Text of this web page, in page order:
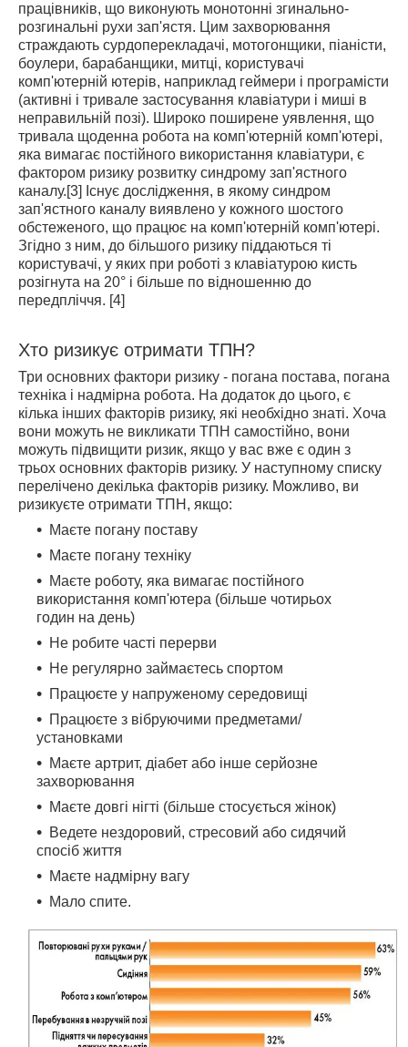
працівників, що виконують монотонні згинально-
розгинальні рухи зап'ястя. Цим захворювання
страждають сурдоперекладачі, мотогонщики, піаністи,
боулери, барабанщики, митці, користувачі
комп'ютерній ютерів, наприклад геймери і програмісти
(активні і тривале застосування клавіатури і миші в
неправильній позі). Широко поширене уявлення, що
тривала щоденна робота на комп'ютерній комп'ютері,
яка вимагає постійного використання клавіатури, є
фактором ризику розвитку синдрому зап'ястного
каналу.[3] Існує дослідження, в якому синдром
зап'ястного каналу виявлено у кожного шостого
обстеженого, що працює на комп'ютерній комп'ютері.
Згідно з ним, до більшого ризику піддаються ті
користувачі, у яких при роботі з клавіатурою кисть
розігнута на 20° і більше по відношенню до
передпліччя. [4]
Хто ризикує отримати ТПН?
Три основних фактори ризику - погана постава, погана
техніка і надмірна робота. На додаток до цього, є
кілька інших факторів ризику, які необхідно знаті. Хоча
вони можуть не викликати ТПН самостійно, вони
можуть підвищити ризик, якщо у вас вже є один з
трьох основних факторів ризику. У наступному списку
перелічено декілька факторів ризику. Можливо, ви
ризикуєте отримати ТПН, якщо:
Маєте погану поставу
Маєте погану техніку
Маєте роботу, яка вимагає постійного
використання комп'ютера (більше чотирьох
годин на день)
Не робите часті перерви
Не регулярно займаєтесь спортом
Працюєте у напруженому середовищі
Працюєте з вібруючими предметами/
установками
Маєте артрит, діабет або інше серйозне
захворювання
Маєте довгі нігті (більше стосується жінок)
Ведете нездоровий, стресовий або сидячий
спосіб життя
Маєте надмірну вагу
Мало спите.